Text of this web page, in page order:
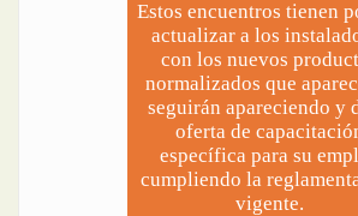
Estos encuentros tienen
actualizar a los
con los nuevos
normalizados que
seguirán apareciendo y
oferta de
específica para su
cumpliendo la
vigente.